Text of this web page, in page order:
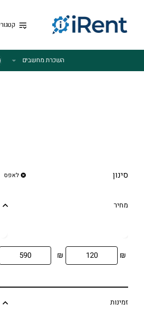
השכרת מחשבים
סינון לאפס
מחיר
₪
₪
זמינות